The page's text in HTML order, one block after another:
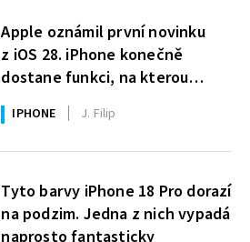
Apple oznámil první novinku
z iOS 28. iPhone konečně
dostane funkci, na kterou
uživatelé Windows čekají roky
IPHONE J. Filip
Tyto barvy iPhone 18 Pro dorazí
na podzim. Jedna z nich vypadá
naprosto fantasticky